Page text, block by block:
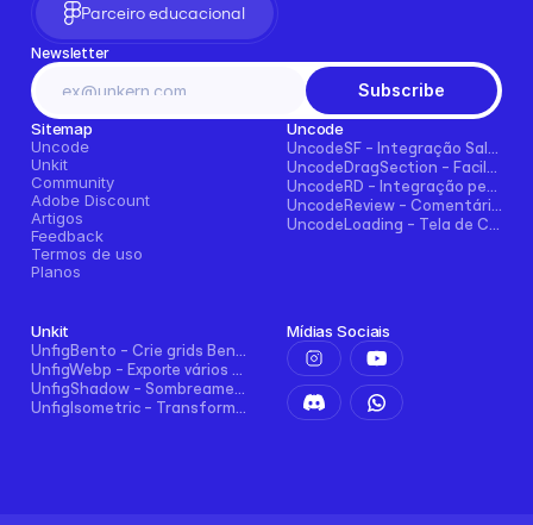
Parceiro educacional
Newsletter
Subscribe
Sitemap
Uncode
Unkit
Community
Adobe Discount
Artigos
Feedback
Termos de uso
Planos
Uncode
Unkit
Mídias Sociais